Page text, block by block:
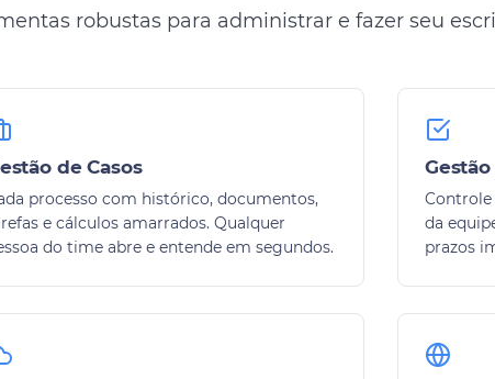
robustas para administrar e fazer seu
de Casos
processo com histórico, documentos,
e cálculos amarrados. Qualquer
do time abre e entende em segundos.
Controle
da
prazos